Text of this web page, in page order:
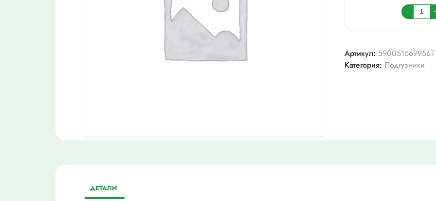
-
товара
супер
Артикул: 5900516699567
Категория: Подгузники
ДЕТАЛИ